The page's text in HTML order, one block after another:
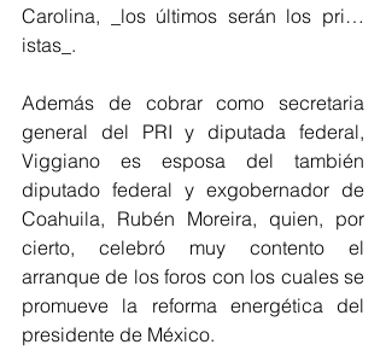
Carolina, _los últimos serán los pri…
istas_.
Además de cobrar como secretaria
general del PRI y diputada federal,
Viggiano es esposa del también
diputado federal y exgobernador de
Coahuila, Rubén Moreira, quien, por
cierto, celebró muy contento el
arranque de los foros con los cuales se
promueve la reforma energética del
presidente de México.